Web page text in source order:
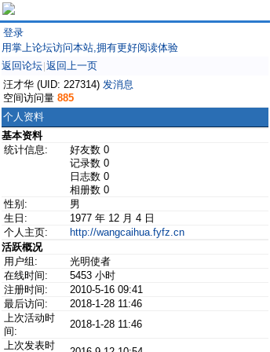
登录
用掌上论坛访问本站,拥有更好阅读体验
返回论坛 返回上一页
汪才华 (UID: 227314) 发消息
空间访问量 885
个人资料
基本资料
统计信息:
好友数 0
记录数 0
日志数 0
相册数 0
性别:
男
生日:
1977 年 12 月 4 日
个人主页:
http://wangcaihua.fyfz.cn
活跃概况
用户组:
光明使者
在线时间:
5453 小时
注册时间:
2010-5-16 09:41
最后访问:
2018-1-28 11:46
上次活动时
间:
2018-1-28 11:46
上次发表时